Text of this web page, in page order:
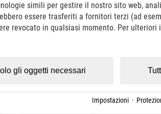
simili per gestire il nostro sito web,
essere trasferiti a fornitori terzi (ad
revocato in qualsiasi momento. Per ulteriori
gli oggetti necessari
Impostazioni ·